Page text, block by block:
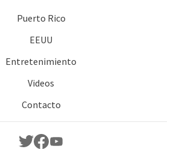
Puerto Rico
EEUU
Entretenimiento
Videos
Contacto